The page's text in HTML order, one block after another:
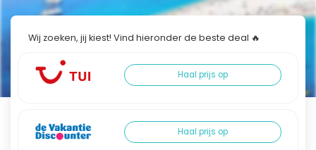
Wij zoeken, jij kiest! Vind hieronder de beste deal 🔥
Haal prijs op
Haal prijs op